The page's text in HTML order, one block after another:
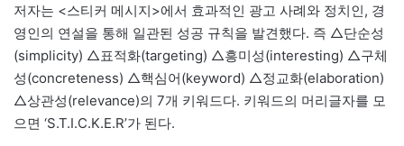
저자는 <스티커 메시지>에서 효과적인 광고 사례와 정치인, 경
영인의 연설을 통해 일관된 성공 규칙을 발견했다. 즉 △단순성
(simplicity) △표적화(targeting) △흥미성(interesting) △구체
성(concreteness) △핵심어(keyword) △정교화(elaboration)
△상관성(relevance)의 7개 키워드다. 키워드의 머리글자를 모
으면 ‘S.T.I.C.K.E.R’가 된다.